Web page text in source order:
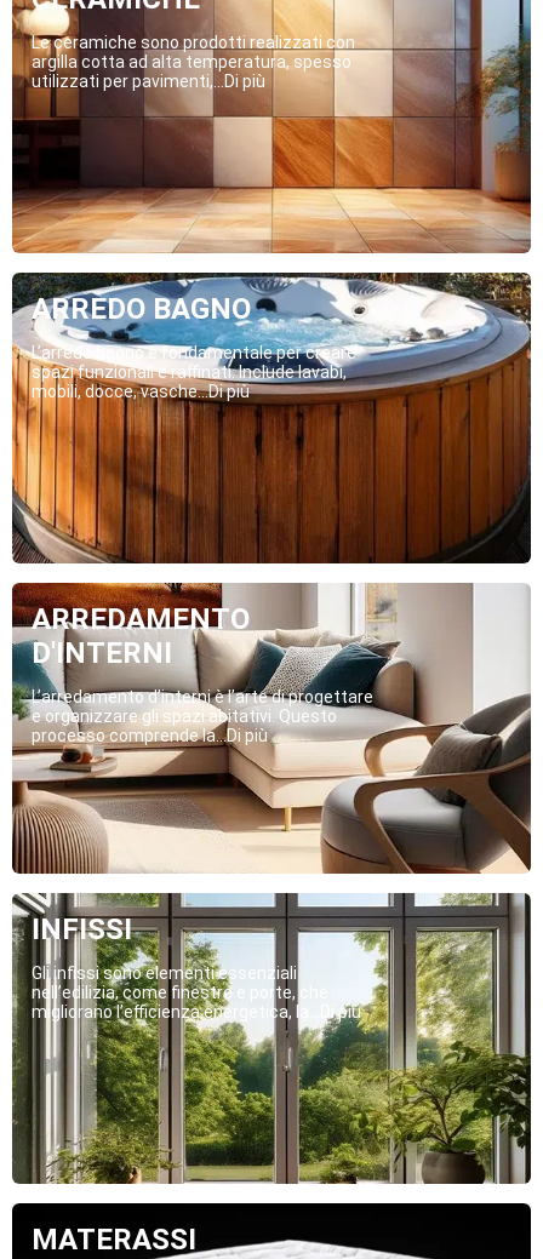
Le ceramiche sono prodotti realizzati con
argilla cotta ad alta temperatura, spesso
utilizzati per pavimenti,...Di più
ARREDO BAGNO
L’arredo bagno è fondamentale per creare
spazi funzionali e raffinati. Include lavabi,
mobili, docce, vasche...Di più
ARREDAMENTO
D'INTERNI
L’arredamento d’interni è l’arte di progettare
e organizzare gli spazi abitativi. Questo
processo comprende la...Di più
INFISSI
Gli infissi sono elementi essenziali
nell’edilizia, come finestre e porte, che
migliorano l’efficienza energetica, la...Di più
MATERASSI